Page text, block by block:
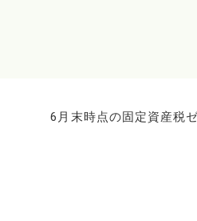
6月末時点の固定資産税